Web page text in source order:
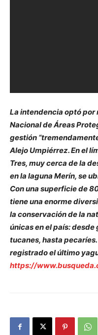
La intendencia optó por
Nacional de Áreas
gestión
Alejo Umpiérrez. En el
Tres, muy cerca de la
en la laguna Merín, se
Con una superficie de
tiene una enorme
la conservación de la
únicas en el país:
tucanes, hasta
registrado el último
https://